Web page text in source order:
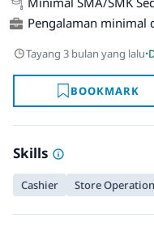
Pengalaman minimal
Tayang 3 bulan yang lalu·
BOOKMARK
Skills
Cashier Store